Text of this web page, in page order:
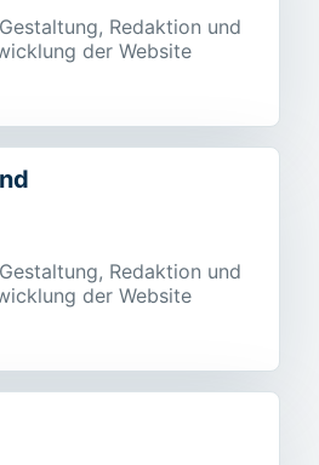
Redaktion und
der Website
Redaktion und
der Website